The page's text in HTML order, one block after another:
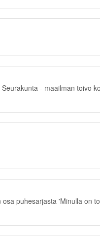
- maailman toivo
puhesarjasta 'Minulla on